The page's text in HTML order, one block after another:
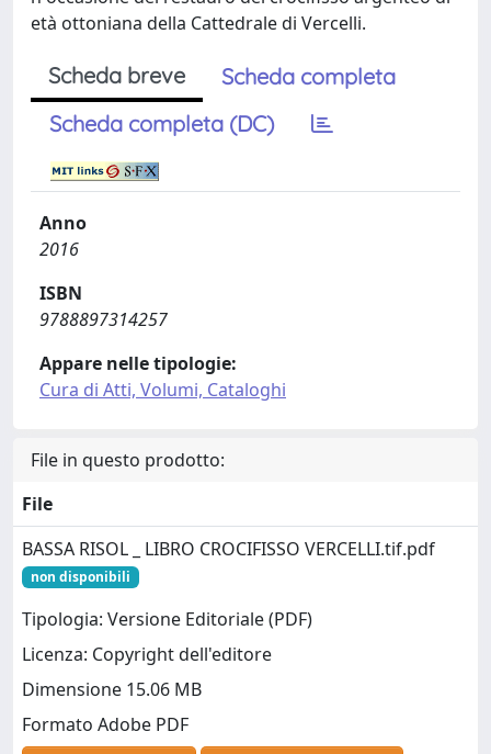
età ottoniana della Cattedrale di Vercelli.
Scheda breve
Scheda completa
Scheda completa (DC)
Anno
2016
ISBN
9788897314257
Appare nelle tipologie:
Cura di Atti, Volumi, Cataloghi
File in questo prodotto:
File
BASSA RISOL _ LIBRO CROCIFISSO VERCELLI.tif.pdf
non disponibili
Tipologia: Versione Editoriale (PDF)
Licenza: Copyright dell'editore
Dimensione 15.06 MB
Formato Adobe PDF